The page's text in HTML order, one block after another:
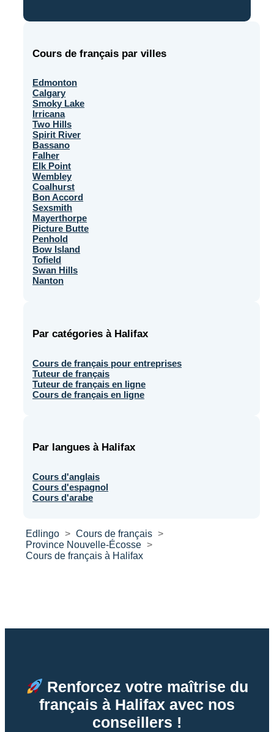
Cours de français par villes
Edmonton
Calgary
Smoky Lake
Irricana
Two Hills
Spirit River
Bassano
Falher
Elk Point
Wembley
Coalhurst
Bon Accord
Sexsmith
Mayerthorpe
Picture Butte
Penhold
Bow Island
Tofield
Swan Hills
Nanton
Par catégories à Halifax
Cours de français pour entreprises
Tuteur de français
Tuteur de français en ligne
Cours de français en ligne
Par langues à Halifax
Cours d'anglais
Cours d'espagnol
Cours d'arabe
Edlingo
Cours de français
Province Nouvelle-Écosse
Cours de français à Halifax
Renforcez votre maîtrise du
français à Halifax avec nos
conseillers !